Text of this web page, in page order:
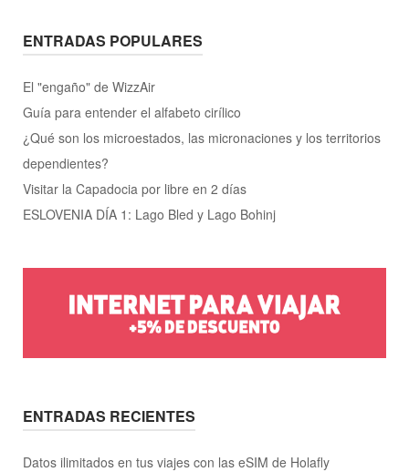
ENTRADAS POPULARES
El "engaño" de WizzAir
Guía para entender el alfabeto cirílico
¿Qué son los microestados, las micronaciones y los territorios
dependientes?
Visitar la Capadocia por libre en 2 días
ESLOVENIA DÍA 1: Lago Bled y Lago Bohinj
ENTRADAS RECIENTES
Datos ilimitados en tus viajes con las eSIM de Holafly